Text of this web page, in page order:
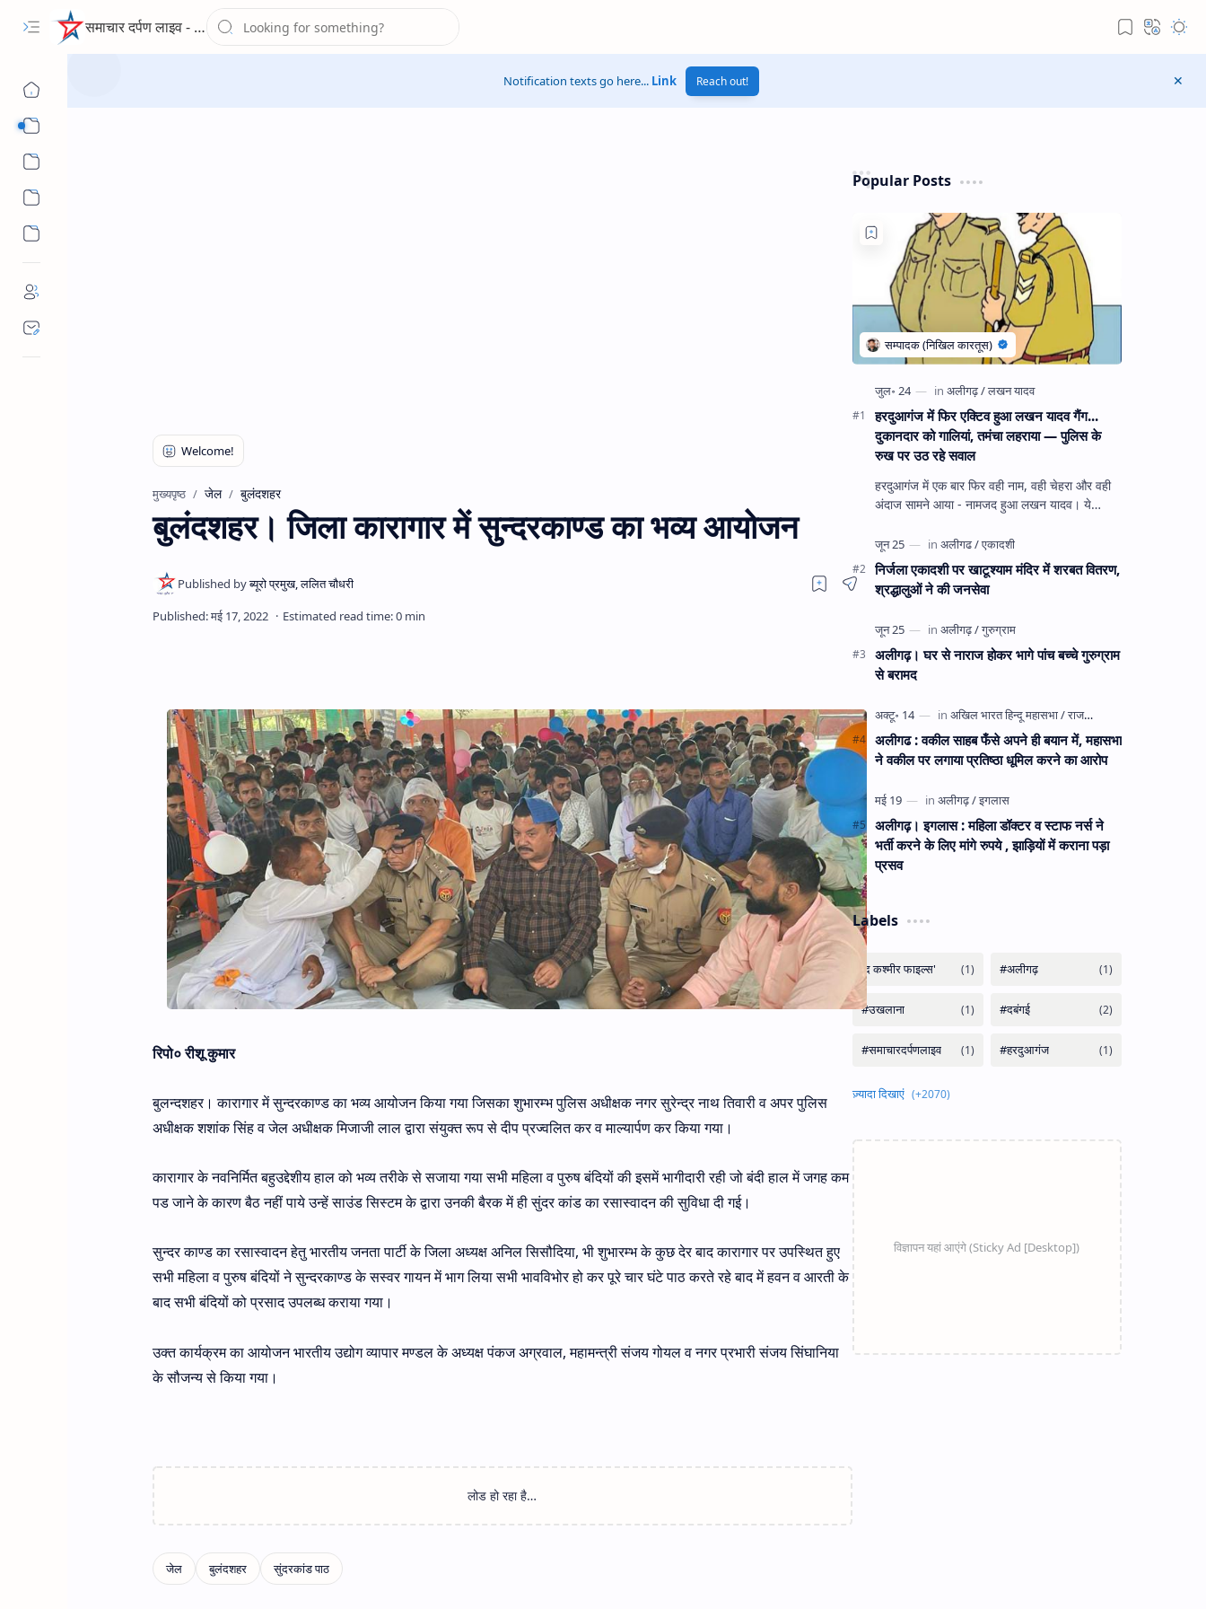
समाचार दर्पण लाइव - द न्यूज पोर्टल
Notification texts go here... Link Reach out!
मुख्यपृष्ठ जेल बुलंदशहर
बुलंदशहर। जिला कारागार में सुन्दरकाण्ड का भव्य आयोजन
रिपो० रीशू कुमार
बुलन्दशहर। कारागार में सुन्दरकाण्ड का भव्य आयोजन किया गया जिसका शुभारम्भ पुलिस अधीक्षक नगर सुरेन्द्र नाथ तिवारी व अपर पुलिस
अधीक्षक शशांक सिंह व जेल अधीक्षक मिजाजी लाल द्वारा संयुक्त रूप से दीप प्रज्वलित कर व माल्यार्पण कर किया गया।
कारागार के नवनिर्मित बहुउद्देशीय हाल को भव्य तरीके से सजाया गया सभी महिला व पुरुष बंदियों की इसमें भागीदारी रही जो बंदी हाल में जगह कम
पड जाने के कारण बैठ नहीं पाये उन्हें साउंड सिस्टम के द्वारा उनकी बैरक में ही सुंदर कांड का रसास्वादन की सुविधा दी गई।
सुन्दर काण्ड का रसास्वादन हेतु भारतीय जनता पार्टी के जिला अध्यक्ष अनिल सिसौदिया, भी शुभारम्भ के कुछ देर बाद कारागार पर उपस्थित हुए
सभी महिला व पुरुष बंदियों ने सुन्दरकाण्ड के सस्वर गायन में भाग लिया सभी भावविभोर हो कर पूरे चार घंटे पाठ करते रहे बाद में हवन व आरती के
बाद सभी बंदियों को प्रसाद उपलब्ध कराया गया।
उक्त कार्यक्रम का आयोजन भारतीय उद्योग व्यापार मण्डल के अध्यक्ष पंकज अग्रवाल, महामन्त्री संजय गोयल व नगर प्रभारी संजय सिंघानिया
के सौजन्य से किया गया।
Popular Posts
हरदुआगंज में फिर एक्टिव हुआ लखन यादव गैंग...
दुकानदार को गालियां, तमंचा लहराया — पुलिस के
रुख पर उठ रहे सवाल
हरदुआगंज में एक बार फिर वही नाम, वही चेहरा और वही
अंदाज सामने आया - नामजद हुआ लखन यादव। ये
घंटे हव…
निर्जला एकादशी पर खाटूश्याम मंदिर में शरबत वितरण,
श्रद्धालुओं ने की जनसेवा
अलीगढ़। घर से नाराज होकर भागे पांच बच्चे गुरुग्राम
से बरामद
अलीगढ : वकील साहब फँसे अपने ही बयान में, महासभा
ने वकील पर लगाया प्रतिष्ठा धूमिल करने का आरोप
अलीगढ़। इगलास : महिला डॉक्टर व स्टाफ नर्स ने
भर्ती करने के लिए मांगे रुपये , झाड़ियों में कराना पड़ा
प्रसव
Labels